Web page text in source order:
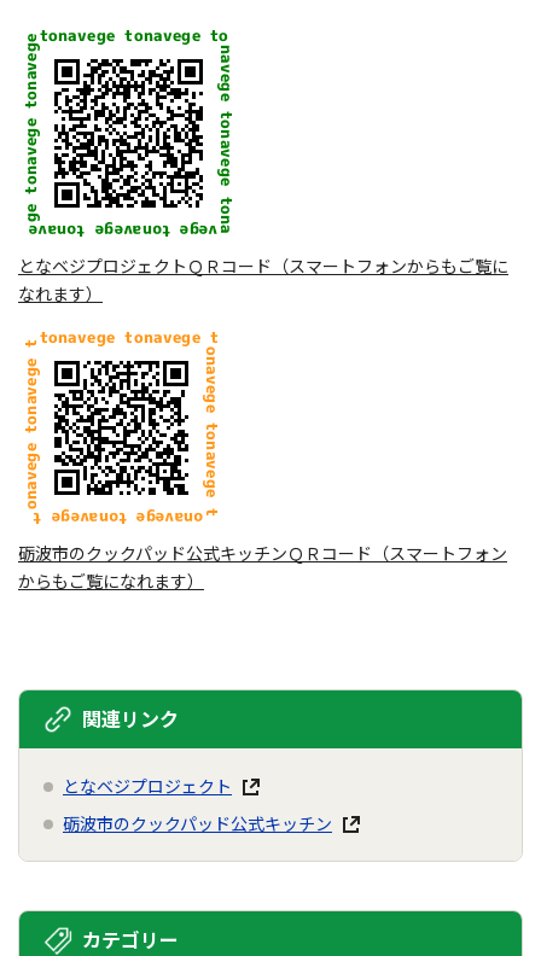
となベジプロジェクトＱＲコード（スマートフォンからもご覧に
なれます）
砺波市のクックパッド公式キッチンＱＲコード（スマートフォン
からもご覧になれます）
関連リンク
となベジプロジェクト
砺波市のクックパッド公式キッチン
カテゴリー